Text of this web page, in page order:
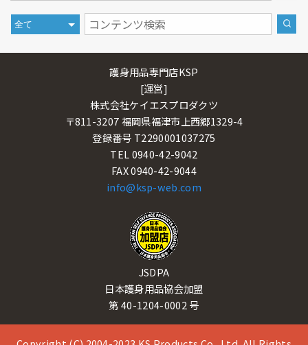
護身用品専門店KSP
[運営]
株式会社ケイエスプロダクツ
〒811-3207 福岡県福津市上西郷1329-4
登録番号 T2290001037275
TEL 0940-42-9042
FAX 0940-42-9044
info@ksp-web.com
JSDPA
日本護身用品協会加盟
第 40-1204-0002 号